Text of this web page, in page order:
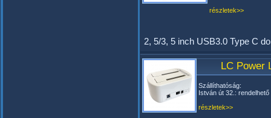
részletek>>
2, 5/3, 5 inch USB3.0 Type C
LC Power
Szállíthatóság:
István út 32.: rendelhető
részletek>>